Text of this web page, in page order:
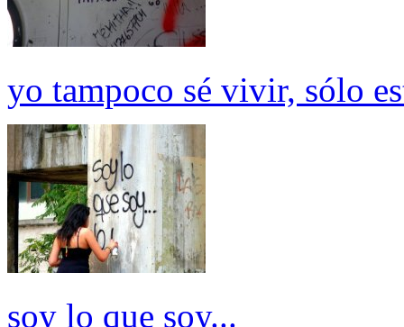
yo tampoco sé vivir, sólo
soy lo que soy...